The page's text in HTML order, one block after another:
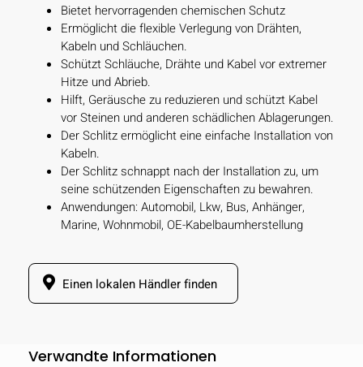
Bietet hervorragenden chemischen Schutz
Ermöglicht die flexible Verlegung von Drähten,
Kabeln und Schläuchen.
Schützt Schläuche, Drähte und Kabel vor extremer
Hitze und Abrieb.
Hilft, Geräusche zu reduzieren und schützt Kabel
vor Steinen und anderen schädlichen Ablagerungen.
Der Schlitz ermöglicht eine einfache Installation von
Kabeln.
Der Schlitz schnappt nach der Installation zu, um
seine schützenden Eigenschaften zu bewahren.
Anwendungen: Automobil, Lkw, Bus, Anhänger,
Marine, Wohnmobil, OE-Kabelbaumherstellung
Einen lokalen Händler finden
Verwandte Informationen